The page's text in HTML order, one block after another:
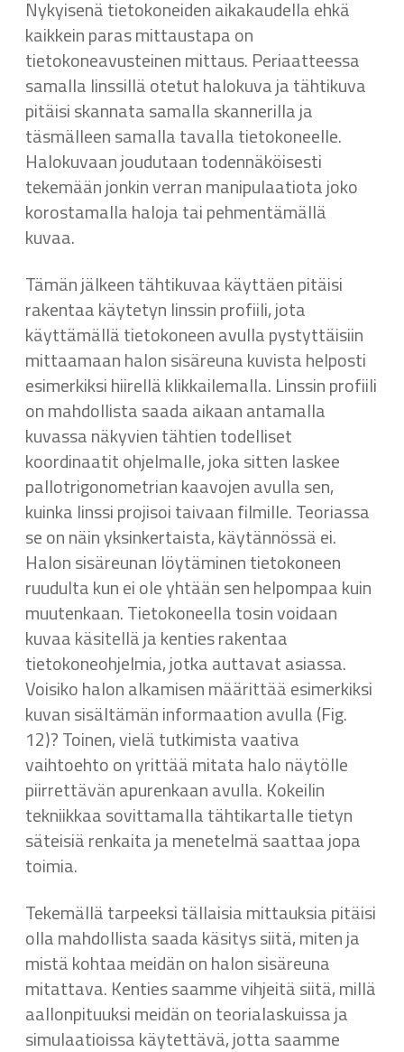
Nykyisenä tietokoneiden aikakaudella ehkä
kaikkein paras mittaustapa on
tietokoneavusteinen mittaus. Periaatteessa
samalla linssillä otetut halokuva ja tähtikuva
pitäisi skannata samalla skannerilla ja
täsmälleen samalla tavalla tietokoneelle.
Halokuvaan joudutaan todennäköisesti
tekemään jonkin verran manipulaatiota joko
korostamalla haloja tai pehmentämällä
kuvaa.
Tämän jälkeen tähtikuvaa käyttäen pitäisi
rakentaa käytetyn linssin profiili, jota
käyttämällä tietokoneen avulla pystyttäisiin
mittaamaan halon sisäreuna kuvista helposti
esimerkiksi hiirellä klikkailemalla. Linssin profiili
on mahdollista saada aikaan antamalla
kuvassa näkyvien tähtien todelliset
koordinaatit ohjelmalle, joka sitten laskee
pallotrigonometrian kaavojen avulla sen,
kuinka linssi projisoi taivaan filmille. Teoriassa
se on näin yksinkertaista, käytännössä ei.
Halon sisäreunan löytäminen tietokoneen
ruudulta kun ei ole yhtään sen helpompaa kuin
muutenkaan. Tietokoneella tosin voidaan
kuvaa käsitellä ja kenties rakentaa
tietokoneohjelmia, jotka auttavat asiassa.
Voisiko halon alkamisen määrittää esimerkiksi
kuvan sisältämän informaation avulla (Fig.
12)? Toinen, vielä tutkimista vaativa
vaihtoehto on yrittää mitata halo näytölle
piirrettävän apurenkaan avulla. Kokeilin
tekniikkaa sovittamalla tähtikartalle tietyn
säteisiä renkaita ja menetelmä saattaa jopa
toimia.
Tekemällä tarpeeksi tällaisia mittauksia pitäisi
olla mahdollista saada käsitys siitä, miten ja
mistä kohtaa meidän on halon sisäreuna
mitattava. Kenties saamme vihjeitä siitä, millä
aallonpituuksi meidän on teorialaskuissa ja
simulaatioissa käytettävä, jotta saamme